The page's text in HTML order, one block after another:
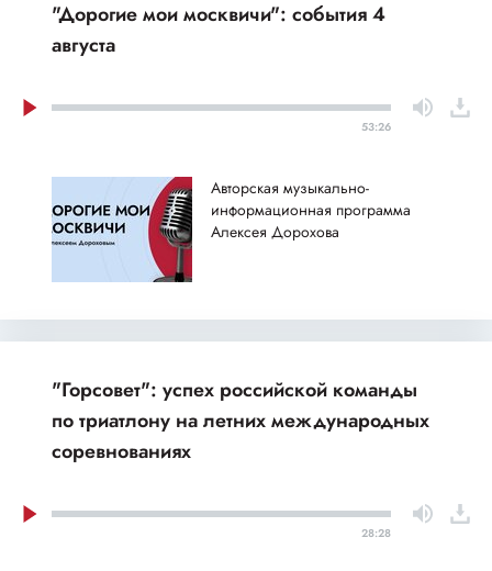
"Дорогие мои москвичи": события 4
августа
53:26
Авторская музыкально-
информационная программа
Алексея Дорохова
"Горсовет": успех российской команды
по триатлону на летних международных
соревнованиях
28:28